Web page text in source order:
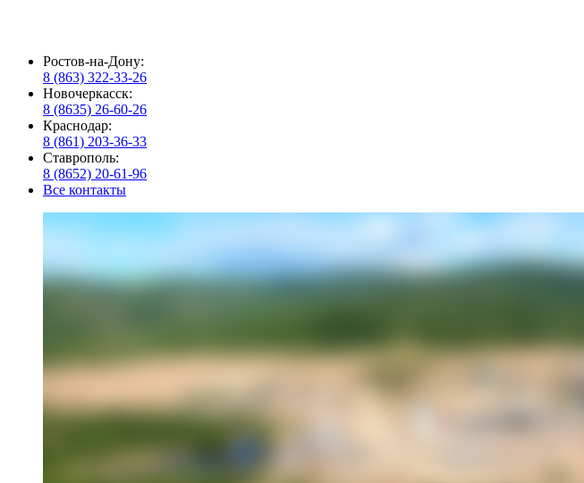
Ростов-на-Дону:
8 (863) 322-33-26
Новочеркасск:
8 (8635) 26-60-26
Краснодар:
8 (861) 203-36-33
Ставрополь:
8 (8652) 20-61-96
Все контакты